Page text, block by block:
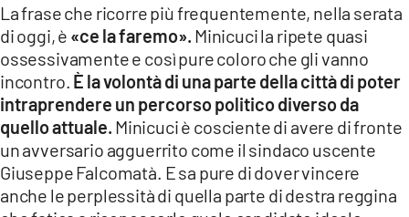
La frase che ricorre più frequentemente, nella serata
di oggi, è «ce la faremo». Minicuci la ripete quasi
ossessivamente e così pure coloro che gli vanno
incontro. È la volontà di una parte della città di poter
intraprendere un percorso politico diverso da
quello attuale. Minicuci è cosciente di avere di fronte
un avversario agguerrito come il sindaco uscente
Giuseppe Falcomatà. E sa pure di dover vincere
anche le perplessità di quella parte di destra reggina